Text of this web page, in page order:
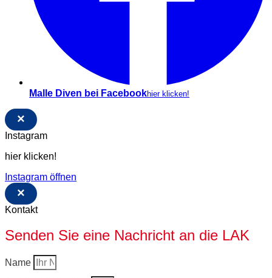
Malle Diven bei Facebookhier klicken!
×
Instagram
hier klicken!
Instagram öffnen
×
Kontakt
Senden Sie eine Nachricht an die LAK
Name